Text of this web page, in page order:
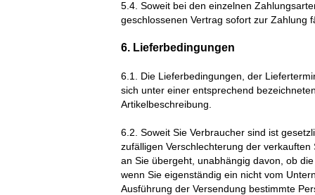
5.4. Soweit bei den einzelnen
geschlossenen Vertrag sofort zur Zahlung
6. Lieferbedingungen
6.1. Die Lieferbedingungen, der
sich unter einer entsprechend
Artikelbeschreibung.
6.2. Soweit Sie Verbraucher sind ist
zufälligen Verschlechterung der
an Sie übergeht, unabhängig davon, ob
wenn Sie eigenständig ein nicht vom
Ausführung der Versendung bestimmte